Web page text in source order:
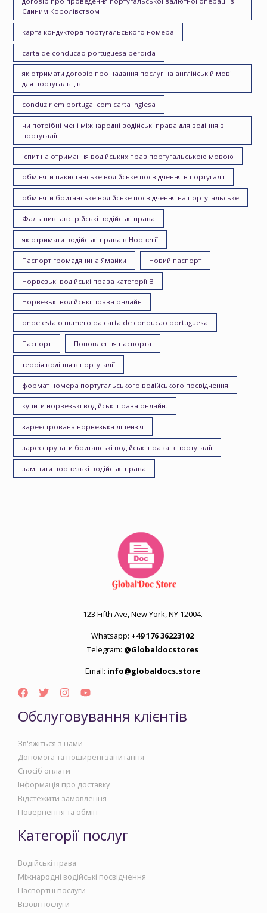
Єдиним Королівством
карта кондуктора португальського номера
carta de conducao portuguesa perdida
як отримати договір про надання послуг на англійській мові
для португальців
conduzir em portugal com carta inglesa
чи потрібні мені міжнародні водійські права для водіння в
португалії
іспит на отримання водійських прав португальською мовою
обміняти пакистанське водійське посвідчення в португалії
обміняти британське водійське посвідчення на португальське
Фальшиві австрійські водійські права
як отримати водійські права в Норвегії
Паспорт громадянина Ямайки Новий паспорт
Норвезькі водійські права категорії B
Норвезькі водійські права онлайн
onde esta o numero da carta de conducao portuguesa
Паспорт Поновлення паспорта
теорія водіння в португалії
формат номера португальського водійського посвідчення
купити норвезькі водійські права онлайн.
зареєстрована норвезька ліцензія
зареєструвати британські водійські права в португалії
замінити норвезькі водійські права
123 Fifth Ave, New York, NY 12004.
Whatsapp: +49 176 36223102
Telegram: @Globaldocstores
Email: info@globaldocs.store
Обслуговування клієнтів
Зв'яжіться з нами
Допомога та поширені запитання
Спосіб оплати
Інформація про доставку
Відстежити замовлення
Повернення та обмін
Категорії послуг
Водійські права
Міжнародні водійські посвідчення
Паспортні послуги
Візові послуги